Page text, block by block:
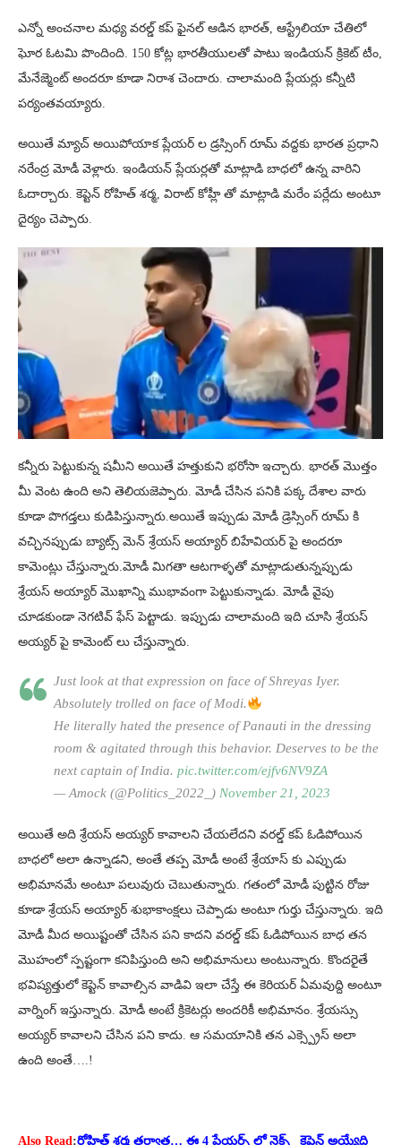
ఎన్నో అంచనాల మధ్య వరల్డ్ కప్ ఫైనల్ ఆడిన భారత్, ఆస్ట్రేలియా చేతిలో
ఘోర ఓటమి పొందింది. 150 కోట్ల భారతీయులతో పాటు ఇండియన్ క్రికెట్ టీం,
మేనేజ్మెంట్ అందరూ కూడా నిరాశ చెందారు. చాలామంది ప్లేయర్లు కన్నీటి
పర్యంతవయ్యారు.
అయితే మ్యాచ్ అయిపోయాక ప్లేయర్ ల డ్రస్సింగ్ రూమ్ వద్దకు భారత ప్రధాని
నరేంద్ర మోడీ వెళ్లారు. ఇండియన్ ప్లేయర్లతో మాట్లాడి బాధలో ఉన్న వారిని
ఓదార్చారు. కెప్టెన్ రోహిత్ శర్మ, విరాట్ కోహ్లీ తో మాట్లాడి మరేం పర్లేదు అంటూ
దైర్యం చెప్పారు.
కన్నీరు పెట్టుకున్న షమీని అయితే హత్తుకుని భరోసా ఇచ్చారు. భారత్ మొత్తం
మీ వెంట ఉంది అని తెలియజెప్పారు. మోడీ చేసిన పనికి పక్క దేశాల వారు
కూడా పొగడ్తలు కుడిపిస్తున్నారు.అయితే ఇప్పుడు మోడీ డ్రెస్సింగ్ రూమ్ కి
వచ్చినప్పుడు బ్యాట్స్ మెన్ శ్రేయస్ అయ్యార్ బిహేవియర్ పై అందరూ
కామెంట్లు చేస్తున్నారు.మోడీ మిగతా ఆటగాళ్ళతో మాట్లాడుతున్నప్పుడు
శ్రేయస్ అయ్యార్ మొఖాన్ని ముభావంగా పెట్టుకున్నాడు. మోడీ వైపు
చూడకుండా నెగటివ్ ఫేస్ పెట్టాడు. ఇప్పుడు చాలామంది ఇది చూసి శ్రేయస్
అయ్యర్ పై కామెంట్ లు చేస్తున్నారు.
Just look at that expression on face of Shreyas Iyer.
Absolutely trolled on face of Modi.
He literally hated the presence of Panauti in the dressing
room & agitated through this behavior. Deserves to be the
next captain of India. pic.twitter.com/ejfv6NV9ZA
— Amock (@Politics_2022_) November 21, 2023
అయితే అది శ్రేయస్ అయ్యర్ కావాలని చేయలేదని వరల్డ్ కప్ ఓడిపోయిన
బాధలో అలా ఉన్నాడని, అంతే తప్ప మోడీ అంటే శ్రేయాస్ కు ఎప్పుడు
అభిమానమే అంటూ పలువురు చెబుతున్నారు. గతంలో మోడీ పుట్టిన రోజు
కూడా శ్రేయస్ అయ్యార్ శుభాకాంక్షలు చెప్పాడు అంటూ గుర్తు చేస్తున్నారు. ఇది
మోడీ మీద అయిష్టంతో చేసిన పని కాదని వరల్డ్ కప్ ఓడిపోయిన బాధ తన
మొహంలో స్పష్టంగా కనిపిస్తుంది అని అభిమానులు అంటున్నారు. కొందరైతే
భవిష్యత్తులో కెప్టెన్ కావాల్సిన వాడివి ఇలా చేస్తే ఈ కెరియర్ ఏమవుద్ది అంటూ
వార్నింగ్ ఇస్తున్నారు. మోడీ అంటే క్రికెటర్లు అందరికీ అభిమానం. శ్రేయస్సు
అయ్యర్ కావాలని చేసిన పని కాదు. ఆ సమయానికి తన ఎక్స్ప్రెస్ అలా
ఉంది అంతే….!
Also Read:రోహిత్ శర్మ తర్వాత… ఈ 4 ప్లేయర్స్ లో నెక్స్ట్ కెప్టెన్ అయ్యేది